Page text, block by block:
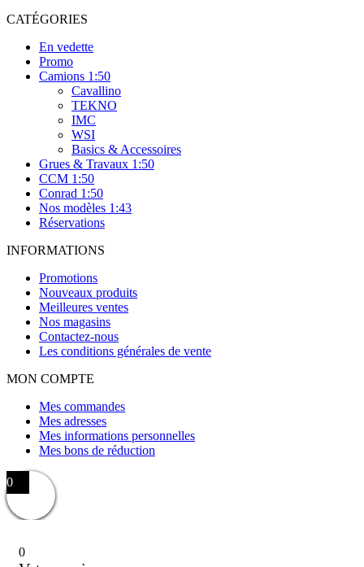
CATÉGORIES
En vedette
Promo
Camions 1:50
Cavallino
TEKNO
IMC
WSI
Basics & Accessoires
Grues & Travaux 1:50
CCM 1:50
Conrad 1:50
Nos modèles 1:43
Réservations
INFORMATIONS
Promotions
Nouveaux produits
Meilleures ventes
Nos magasins
Contactez-nous
Les conditions générales de vente
MON COMPTE
Mes commandes
Mes adresses
Mes informations personnelles
Mes bons de réduction
0
0